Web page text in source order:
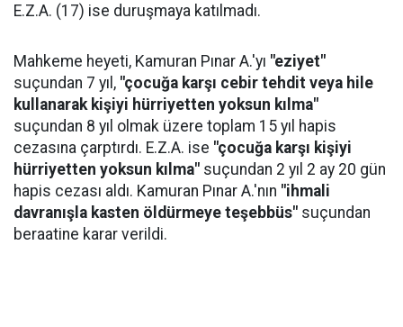
E.Z.A. (17) ise duruşmaya katılmadı.
Mahkeme heyeti, Kamuran Pınar A.'yı "eziyet"
suçundan 7 yıl, "çocuğa karşı cebir tehdit veya hile
kullanarak kişiyi hürriyetten yoksun kılma"
suçundan 8 yıl olmak üzere toplam 15 yıl hapis
cezasına çarptırdı. E.Z.A. ise "çocuğa karşı kişiyi
hürriyetten yoksun kılma" suçundan 2 yıl 2 ay 20 gün
hapis cezası aldı. Kamuran Pınar A.'nın "ihmali
davranışla kasten öldürmeye teşebbüs" suçundan
beraatine karar verildi.